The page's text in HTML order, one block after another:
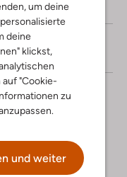
um deine
deine
klickst,
"Cookie-
zu
und weiter